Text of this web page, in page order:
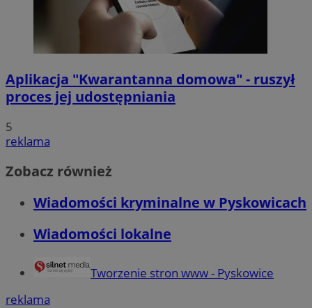
Aplikacja "Kwarantanna domowa" - ruszył
proces jej udostępniania
5
reklama
Zobacz również
Wiadomości kryminalne w Pyskowicach
Wiadomości lokalne
Tworzenie stron www - Pyskowice
reklama